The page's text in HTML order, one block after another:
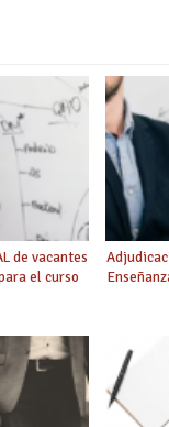
de vacantes
el curso